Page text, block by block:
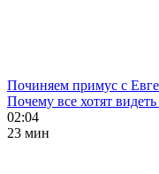
Починяем примус с
Почему все хотят
02:04
23 мин